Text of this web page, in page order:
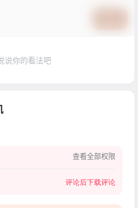
说你的看法吧
查看全部权限
评论后下载评论